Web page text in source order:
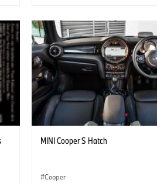
MINI Cooper S Hatch
Cooper